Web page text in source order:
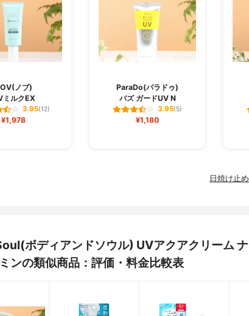
ノブ)
ミルクEX
3.95(12)
¥1,978
ParaDo(パラドゥ)
バズ ガードUV N
3.95(5)
¥1,180
日焼け止
ボディアンドソウル) UVアクアクリーム
ンの類似商品：評価・料金比較表